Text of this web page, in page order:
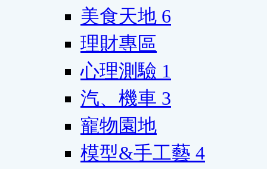
美食天地 6
理財專區
心理測驗 1
汽、機車 3
寵物園地
模型&手工藝 4